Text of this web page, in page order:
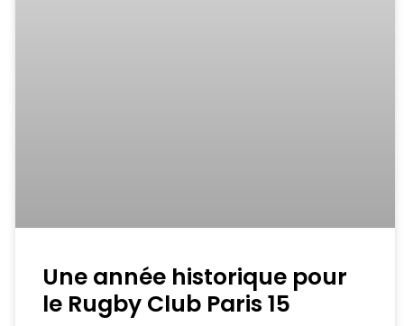
Une année historique pour
le Rugby Club Paris 15